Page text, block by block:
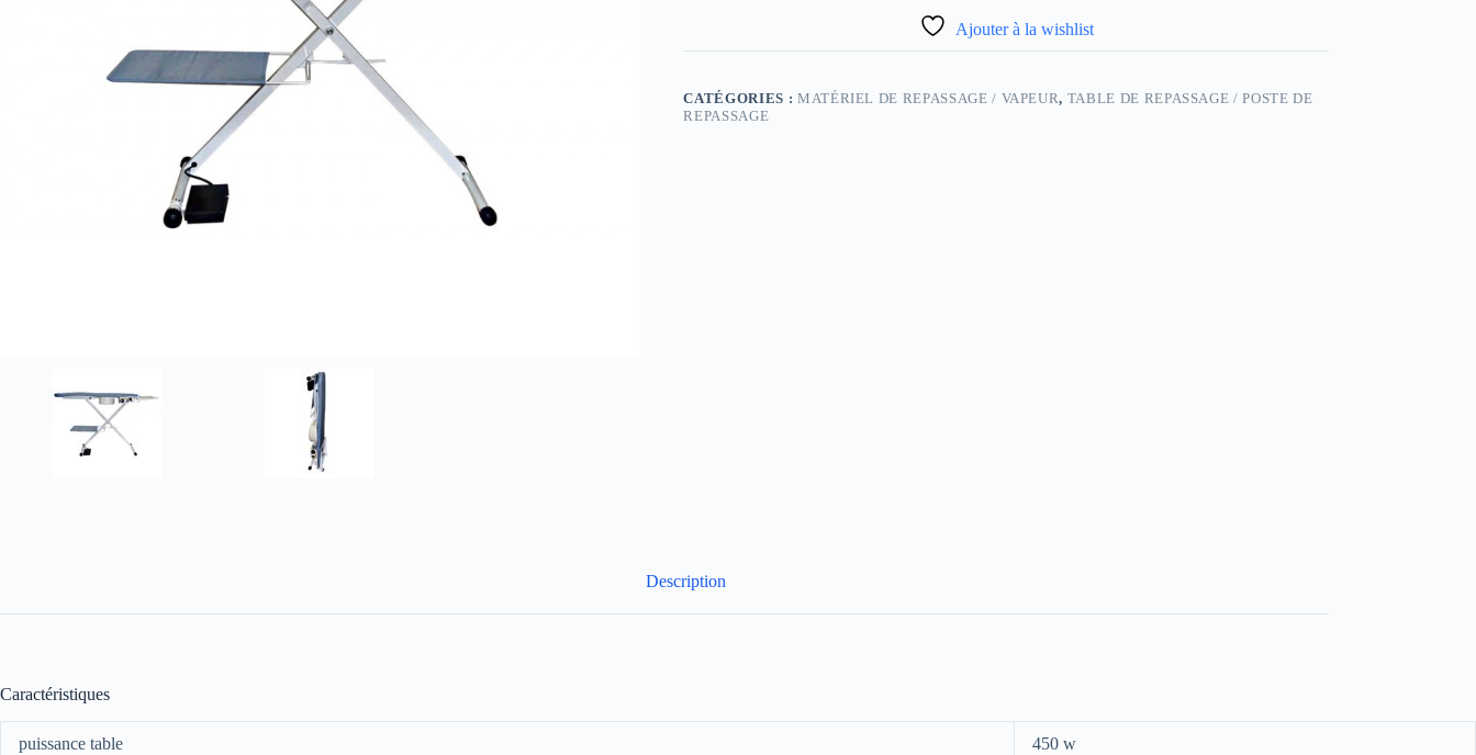
Ajouter à la wishlist
CATÉGORIES : MATÉRIEL DE REPASSAGE / VAPEUR, TABLE DE REPASSAGE / POSTE DE
REPASSAGE
Description
Caractéristiques
puissance table 450 w